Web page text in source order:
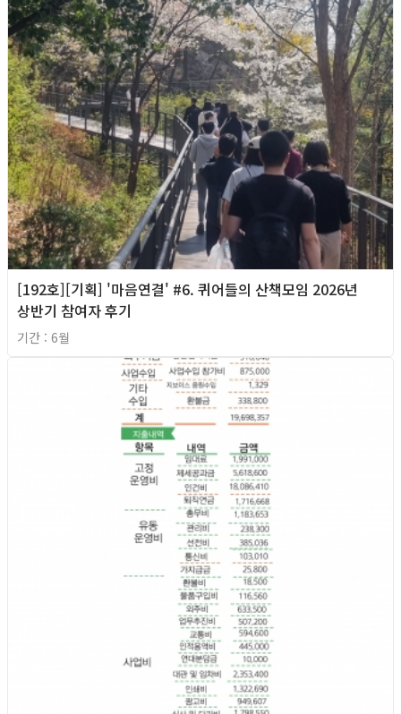
[192호][기획] '마음연결' #6. 퀴어들의 산책모임 2026년
상반기 참여자 후기
기간 : 6월